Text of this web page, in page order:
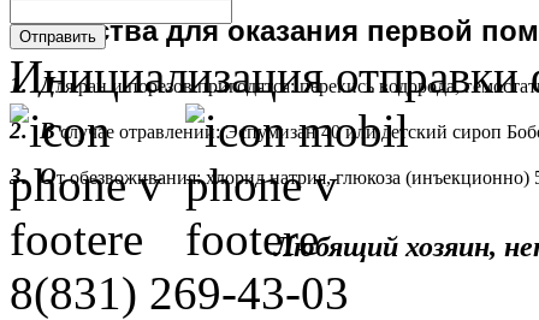
Лекарства для оказания первой
1. Для ран и порезов пригодятся: перекись водорода,
2. Вслучае отравлений: Эспумизан 40 или детский сироп
3. От обезвоживания: хлорид натрия, глюкоза (инъекционно)
Любящий хозяин,
Отправить
Инициализация
8(831) 269-43-03